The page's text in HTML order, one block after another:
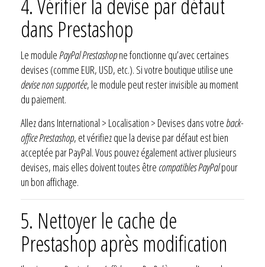
4. Vérifier la devise par défaut
dans Prestashop
Le modulePayPal Prestashopne fonctionne qu’avec certaines
devises (comme EUR, USD, etc.). Si votre boutique utilise une
devise non supportée, le module peut rester invisible au moment
du paiement.
Allez dans International > Localisation > Devises dans votre back-
office Prestashop, et vérifiez que la devise par défaut est bien
acceptée par PayPal. Vous pouvez également activer plusieurs
devises, mais elles doivent toutes être compatibles PayPalpour
un bon affichage.
5. Nettoyer le cache de
Prestashop après modification